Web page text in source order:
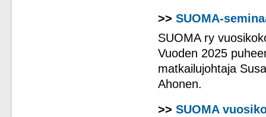
>> SUOMA-
SUOMA ry
Vuoden 2025
matkailujohtaja
Ahonen.
>> SUOMA